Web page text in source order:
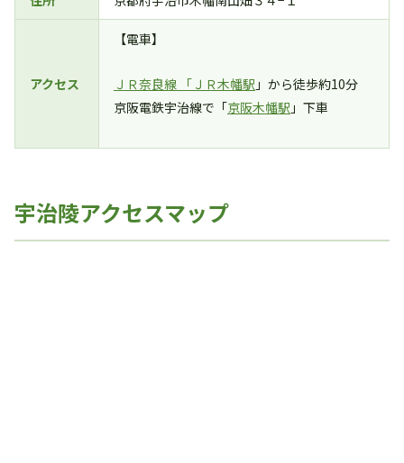
アクセス
【電車】
ＪＲ奈良線 「 ＪＲ木幡駅 」から徒歩約10分
京阪電鉄宇治線で「京阪木幡駅 」下車
宇治陵アクセスマップ